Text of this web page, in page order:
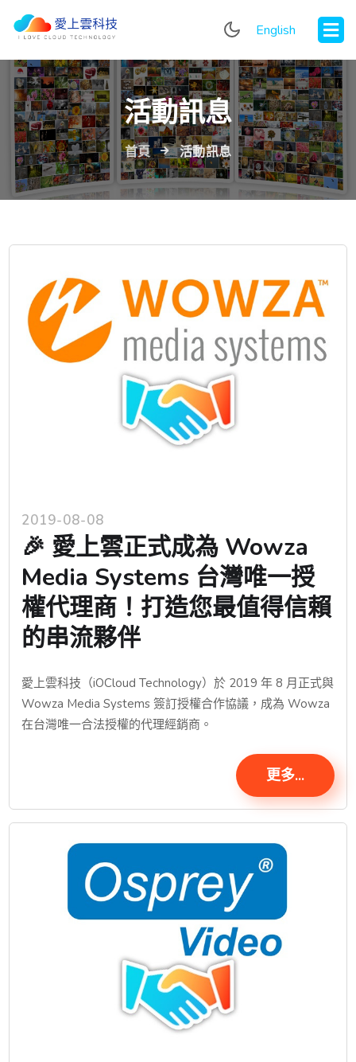
English
活動訊息
首頁 活動訊息
2019-08-08
🎉 愛上雲正式成為 Wowza
Media Systems 台灣唯一授
權代理商！打造您最值得信賴
的串流夥伴
愛上雲科技（iOCloud Technology）於 2019 年 8 月正式與
Wowza Media Systems 簽訂授權合作協議，成為 Wowza
在台灣唯一合法授權的代理經銷商。
更多...